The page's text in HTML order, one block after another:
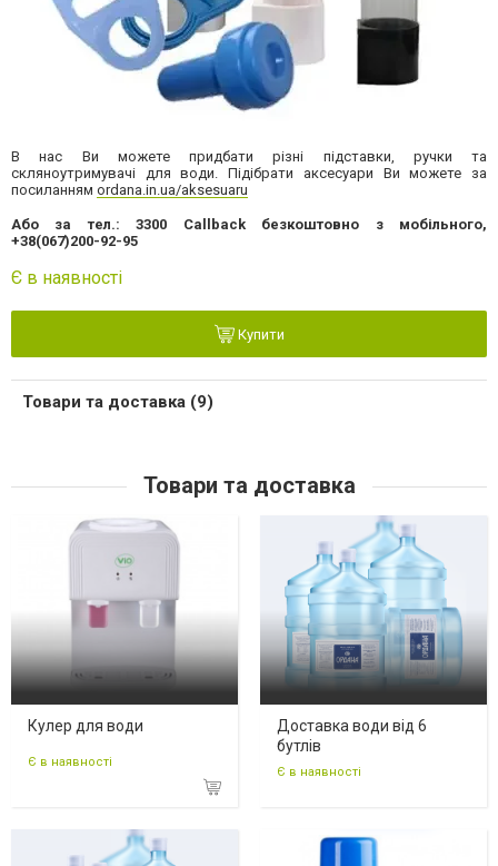
В нас Ви можете придбати різні підставки, ручки та
скляноутримувачі для води. Підібрати аксесуари Ви можете за
посиланням ordana.in.ua/aksesuaru
Або за тел.: 3300 Callback безкоштовно з мобільного,
+38(067)200-92-95
Є в наявності
Купити
Товари та доставка (9)
Товари та доставка
Кулер для води
Є в наявності
Доставка води від 6
бутлів
Є в наявності